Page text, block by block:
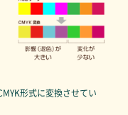
形式に変換させてい